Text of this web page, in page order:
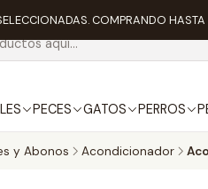
PECES GATOS PERROS
COMPRANDO HASTA
y Abonos Acondicionador